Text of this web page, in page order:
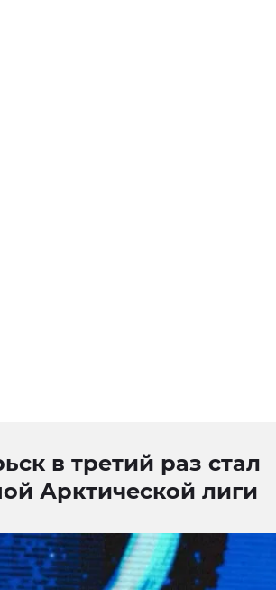
в третий раз стал
Арктической лиги